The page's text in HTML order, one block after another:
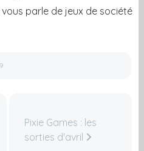
parle de jeux de société
Pixie Games : les
sorties d'avril